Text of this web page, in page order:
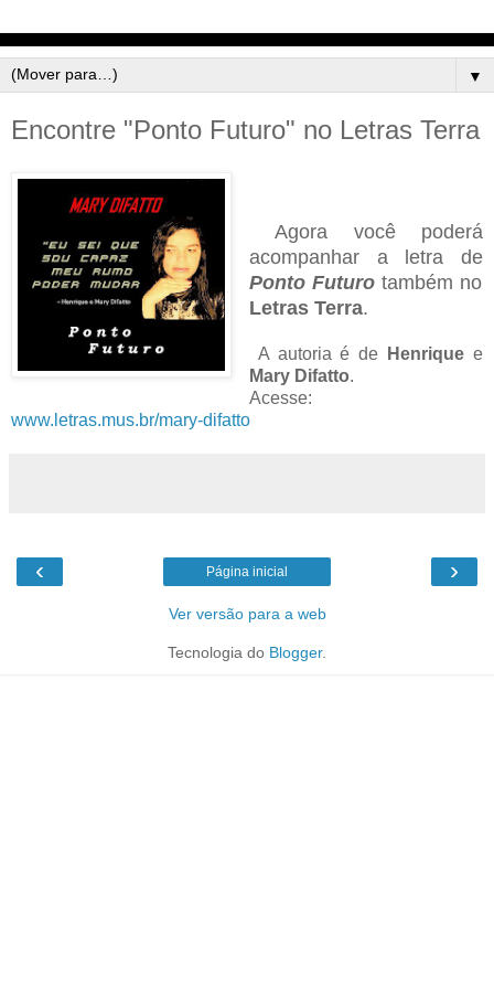
▼
Encontre "Ponto Futuro" no Letras Terra
Agora você poderá
acompanhar a letra de
Ponto Futurotambém no
Letras Terra.
A autoria é de Henriquee
Mary Difatto.
Acesse:
www.letras.mus.br/mary-difatto
‹ ›
Página inicial
Ver versão para a web
Tecnologia do Blogger.